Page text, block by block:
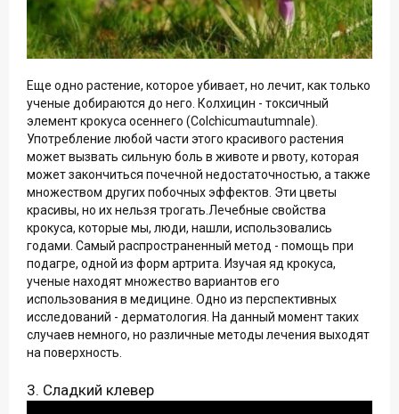
Еще одно растение, которое убивает, но лечит, как только
ученые добираются до него. Колхицин - токсичный
элемент крокуса осеннего (Colchicumautumnale).
Употребление любой части этого красивого растения
может вызвать сильную боль в животе и рвоту, которая
может закончиться почечной недостаточностью, а также
множеством других побочных эффектов. Эти цветы
красивы, но их нельзя трогать.Лечебные свойства
крокуса, которые мы, люди, нашли, использовались
годами. Самый распространенный метод - помощь при
подагре, одной из форм артрита. Изучая яд крокуса,
ученые находят множество вариантов его
использования в медицине. Одно из перспективных
исследований - дерматология. На данный момент таких
случаев немного, но различные методы лечения выходят
на поверхность.
3. Сладкий клевер